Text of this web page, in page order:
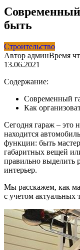
быть
Строительство
Автор админВремя
13.06.2021
Содержание:
Современный
Как
Сегодня гараж – это
находится
функции: быть
габаритных вещей
правильно выделить
интерьер.
Мы расскажем, как
с учетом актуальных